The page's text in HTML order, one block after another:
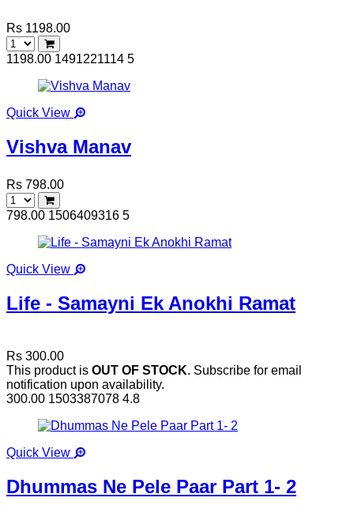
Rs 1198.00
1198.00 1491221114 5
Quick View
Vishva Manav
Rs 798.00
798.00 1506409316 5
Quick View
Life - Samayni Ek Anokhi Ramat
Rs 300.00
This product is OUT OF STOCK. Subscribe for email
notification upon availability.
300.00 1503387078 4.8
Quick View
Dhummas Ne Pele Paar Part 1- 2